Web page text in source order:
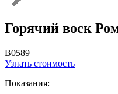
Горячий воск
B0589
Узнать стоимость
Показания: